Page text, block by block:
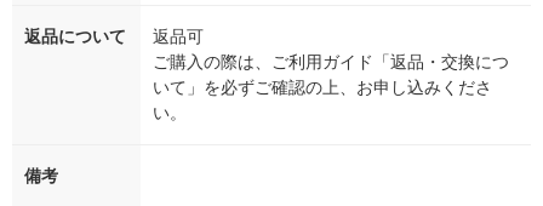
返品について
返品可
ご購入の際は、ご利用ガイド「返品・交換につ
いて」を必ずご確認の上、お申し込みくださ
い。
備考